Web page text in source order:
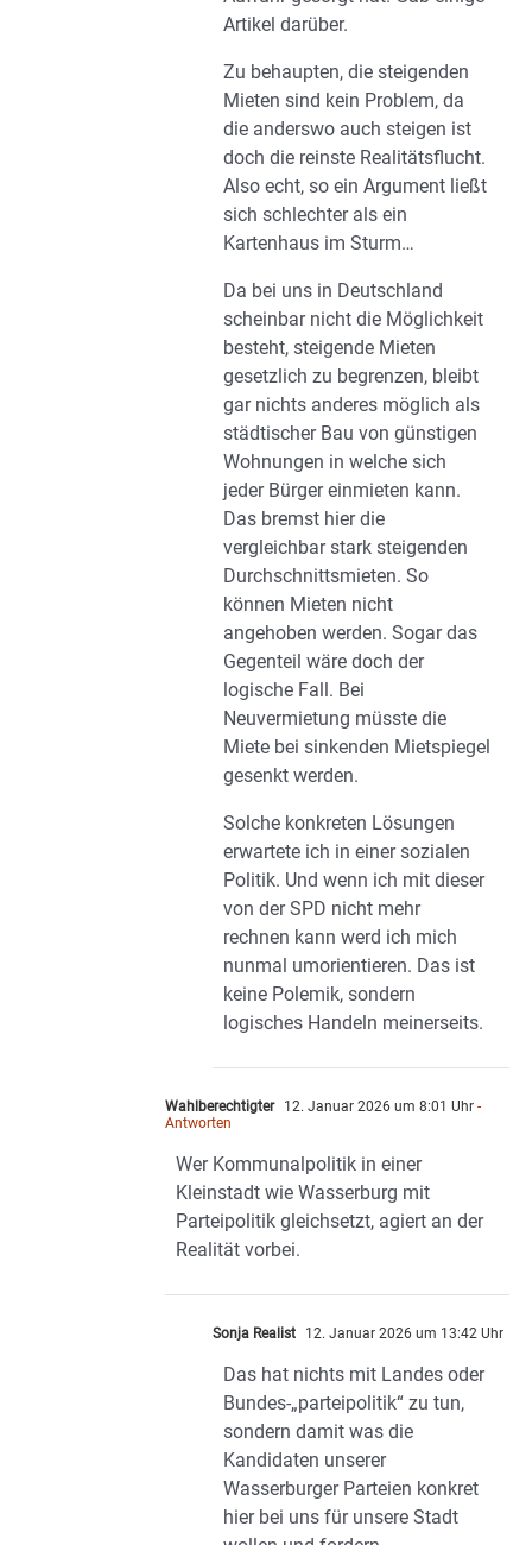
Artikel darüber.
Zu behaupten, die steigenden
Mieten sind kein Problem, da
die anderswo auch steigen ist
doch die reinste Realitätsflucht.
Also echt, so ein Argument ließt
sich schlechter als ein
Kartenhaus im Sturm…
Da bei uns in Deutschland
scheinbar nicht die Möglichkeit
besteht, steigende Mieten
gesetzlich zu begrenzen, bleibt
gar nichts anderes möglich als
städtischer Bau von günstigen
Wohnungen in welche sich
jeder Bürger einmieten kann.
Das bremst hier die
vergleichbar stark steigenden
Durchschnittsmieten. So
können Mieten nicht
angehoben werden. Sogar das
Gegenteil wäre doch der
logische Fall. Bei
Neuvermietung müsste die
Miete bei sinkenden Mietspiegel
gesenkt werden.
Solche konkreten Lösungen
erwartete ich in einer sozialen
Politik. Und wenn ich mit dieser
von der SPD nicht mehr
rechnen kann werd ich mich
nunmal umorientieren. Das ist
keine Polemik, sondern
logisches Handeln meinerseits.
Wahlberechtigter 12. Januar 2026 um 8:01 Uhr -
Antworten
Wer Kommunalpolitik in einer
Kleinstadt wie Wasserburg mit
Parteipolitik gleichsetzt, agiert an der
Realität vorbei.
Sonja Realist 12. Januar 2026 um 13:42 Uhr
Das hat nichts mit Landes oder
Bundes-„parteipolitik“ zu tun,
sondern damit was die
Kandidaten unserer
Wasserburger Parteien konkret
hier bei uns für unsere Stadt